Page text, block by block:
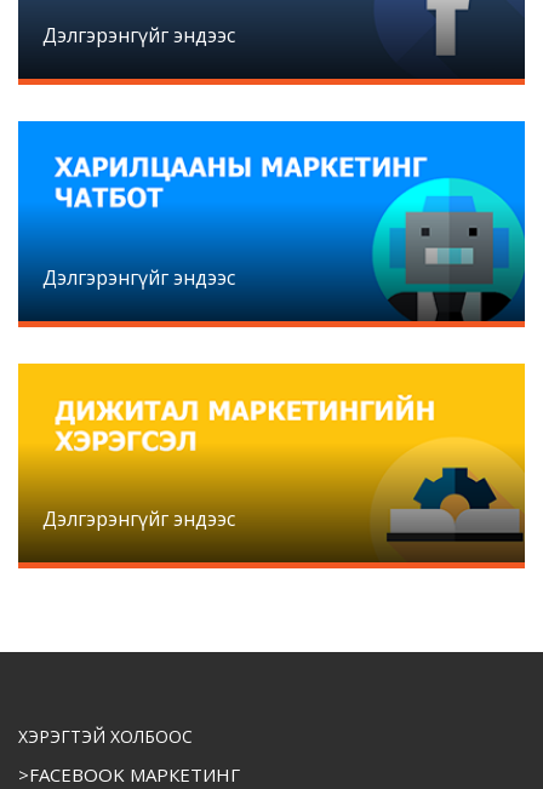
Дэлгэрэнгүйг эндээс
Дэлгэрэнгүйг эндээс
Дэлгэрэнгүйг эндээс
ХЭРЭГТЭЙ ХОЛБООС
>FACEBOOK МАРКЕТИНГ